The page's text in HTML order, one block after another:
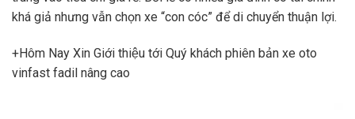
khá giả nhưng vẫn chọn xe “con cóc” để di chuyển thuận lợi.
+Hôm Nay Xin Giới thiệu tới Quý khách phiên bản xe oto
vinfast fadil nâng cao